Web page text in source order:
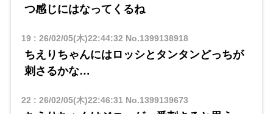
つ感じにはなってくるね
19: 26/02/05(木)22:44:32 No.1399138918
ちえりちゃんにはロッシとタンタンどっちが
刺さるかな…
22 : 26/02/05(木)22:46:31 No.1399139673